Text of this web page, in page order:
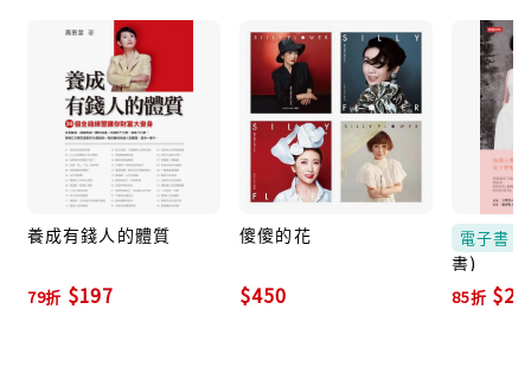
養成有錢人的體質
79折 $197
傻傻的花
$450
電子書
書)
85折